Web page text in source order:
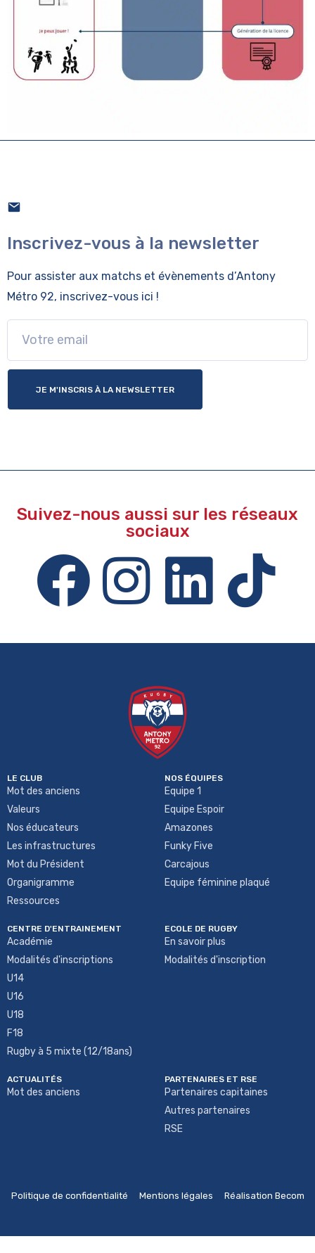
Inscrivez-vous à la newsletter
Pour assister aux matchs et évènements d’Antony
Métro 92, inscrivez-vous ici !
JE M'INSCRIS À LA NEWSLETTER
Suivez-nous aussi sur les réseaux
sociaux
LE CLUB
Mot des anciens
Valeurs
Nos éducateurs
Les infrastructures
Mot du Président
Organigramme
Ressources
NOS ÉQUIPES
Equipe 1
Equipe Espoir
Amazones
Funky Five
Carcajous
Equipe féminine plaqué
CENTRE D'ENTRAINEMENT
Académie
Modalités d'inscriptions
U14
U16
U18
F18
Rugby à 5 mixte (12/18ans)
ECOLE DE RUGBY
En savoir plus
Modalités d'inscription
ACTUALITÉS
Mot des anciens
PARTENAIRES ET RSE
Partenaires capitaines
Autres partenaires
RSE
Politique de confidentialité Mentions légales Réalisation Becom